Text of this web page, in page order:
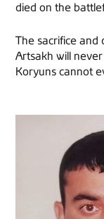
died on the
The sacrifice and
Artsakh will
Koryuns cannot